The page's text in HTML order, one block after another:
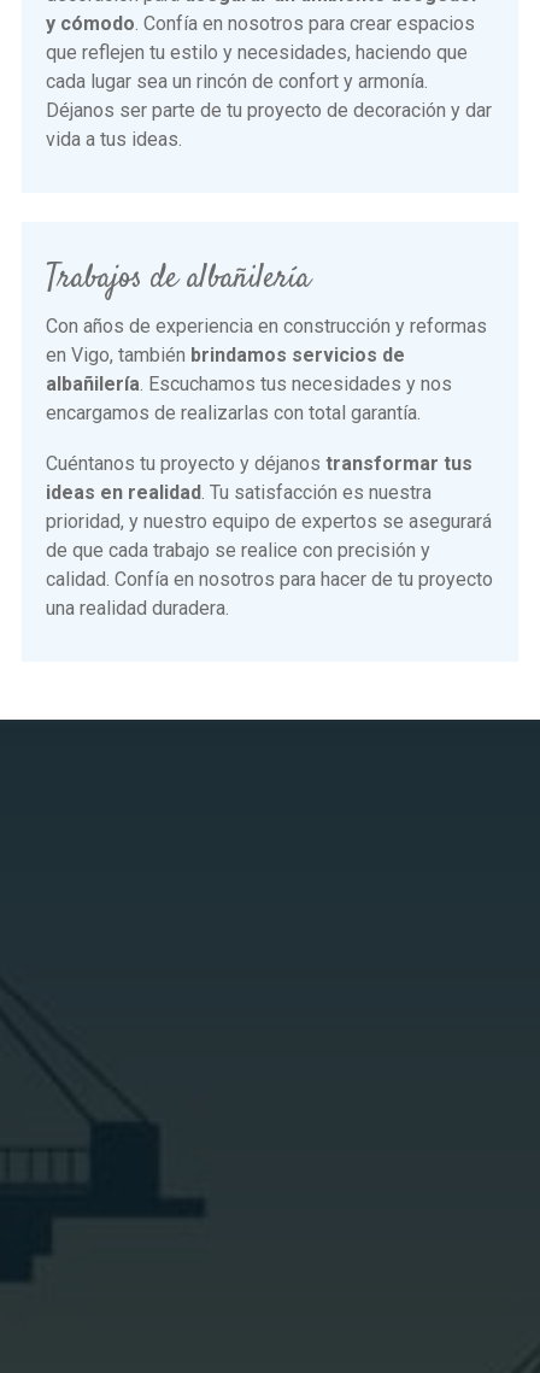
y cómodo. Confía en nosotros para crear espacios
que reflejen tu estilo y necesidades, haciendo que
cada lugar sea un rincón de confort y armonía.
Déjanos ser parte de tu proyecto de decoración y dar
vida a tus ideas.
Trabajos de albañilería
Con años de experiencia en construcción y reformas
en Vigo, también brindamos servicios de
albañilería . Escuchamos tus necesidades y nos
encargamos de realizarlas con total garantía.
Cuéntanos tu proyecto y déjanostransformar tus
ideas en realidad . Tu satisfacción es nuestra
prioridad, y nuestro equipo de expertos se asegurará
de que cada trabajo se realice con precisión y
calidad. Confía en nosotros para hacer de tu proyecto
una realidad duradera.